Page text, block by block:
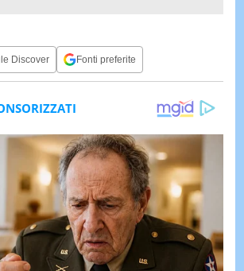
Discover Fonti preferite